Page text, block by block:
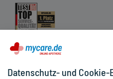
Datenschutz- und